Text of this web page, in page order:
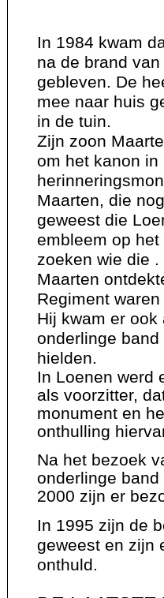
In 1984 kwam
na de brand
gebleven. De
mee naar huis
in de tuin.
Zijn zoon
om het kanon
Maarten, die
geweest die
embleem op
zoeken wie die
Maarten
Regiment
Hij kwam er
onderlinge
hielden.
In Loenen werd
als voorzitter,
monument en
onthulling
Na het bezoek
onderlinge
2000 zijn er
In 1995 zijn de
geweest en zijn
onthuld.